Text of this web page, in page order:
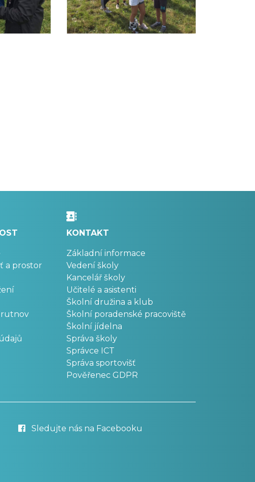
a prostor
KONTAKT
Základní informace
Vedení školy
Kancelář školy
Učitelé a asistenti
Školní družina a klub
Školní poradenské pracoviště
Školní jídelna
Správa školy
Správce ICT
Správa sportovišť
Pověřenec GDPR
Sledujte nás na Facebooku